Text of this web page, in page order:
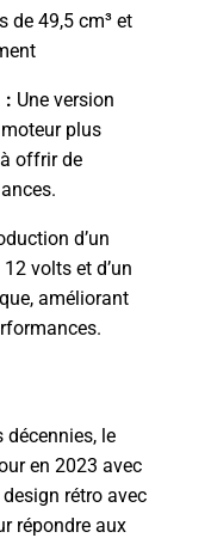
de 49,5 cm³ et
: Une version
plus
offrir de
d’un
volts et d’un
améliorant
décennies, le
en 2023 avec
rétro avec
répondre aux